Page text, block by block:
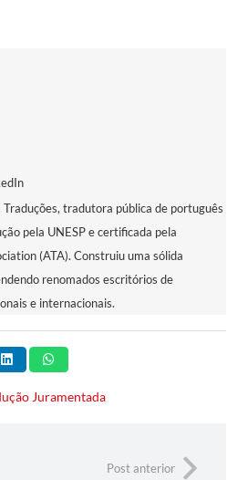
tradutora pública de português
pela UNESP e certificada pela
(ATA). Construiu uma sólida
renomados escritórios de
e internacionais.
Juramentada
Post anterior